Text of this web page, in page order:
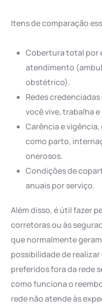
Itens de comparação
Cobertura total por
atendimento
obstétrico).
Redes
você vive, trabalha
Carência e
como parto,
onerosos.
Condições de
anuais por serviço.
Além disso, é útil fazer
corretoras ou às
que normalmente
possibilidade de
preferidos fora da rede
como funciona o
rede não atende às